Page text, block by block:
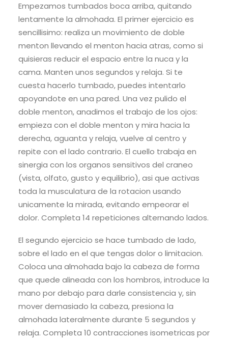
Empezamos tumbados boca arriba, quitando
lentamente la almohada. El primer ejercicio es
sencillisimo: realiza un movimiento de doble
menton llevando el menton hacia atras, como si
quisieras reducir el espacio entre la nuca y la
cama. Manten unos segundos y relaja. Si te
cuesta hacerlo tumbado, puedes intentarlo
apoyandote en una pared. Una vez pulido el
doble menton, anadimos el trabajo de los ojos:
empieza con el doble menton y mira hacia la
derecha, aguanta y relaja, vuelve al centro y
repite con el lado contrario. El cuello trabaja en
sinergia con los organos sensitivos del craneo
(vista, olfato, gusto y equilibrio), asi que activas
toda la musculatura de la rotacion usando
unicamente la mirada, evitando empeorar el
dolor. Completa 14 repeticiones alternando lados.
El segundo ejercicio se hace tumbado de lado,
sobre el lado en el que tengas dolor o limitacion.
Coloca una almohada bajo la cabeza de forma
que quede alineada con los hombros, introduce la
mano por debajo para darle consistencia y, sin
mover demasiado la cabeza, presiona la
almohada lateralmente durante 5 segundos y
relaja. Completa 10 contracciones isometricas por